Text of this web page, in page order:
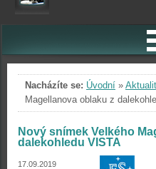
Nacházíte se: Úvodní »
Magellanova oblaku z
Nový snímek Velkého
dalekohledu VISTA
17.09.2019